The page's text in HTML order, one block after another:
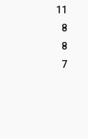
11
8
8
7